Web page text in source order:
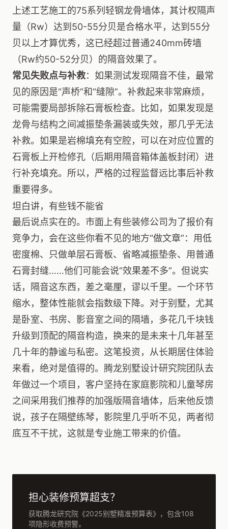
上述工艺施工的75系列轻钢龙骨墙体，其计权隔声
量（Rw）达到50-55分贝是合格水平，达到55分
贝以上才算优秀，这已经超过普通240mm砖墙
（Rw约50-52分贝）的隔音效果了。
常见失败点与补救：如果测试发现隔音不佳，最常
见的原因是“声桥”和“缝隙”。补救起来非常麻烦，
可能需要局部拆除石膏板检查。比如，如果发现是
龙骨与结构之间减振垫条漏装或失效，那几乎无法
补救。如果是岩棉填充有空腔，可以在对应位置的
石膏板上开检修孔（后期用隔音箱体盖板封闭）进
行补充填充。所以，严格的过程监督远比事后补救
重要得多。
坦白讲，有些钱不能省
最后说点实在的。市面上有些装修公司为了报价有
竞争力，会在这些你看不见的地方“做文章”：用低
密度棉、只做单层石膏板、省略减振垫条、用普通
石膏封缝……他们可能会说“效果差不多”。但说实
话，隔音这东西，差之毫厘，谬以千里。一个环节
缩水，整体性能就会指数级下降。对于别墅，尤其
是卧室、书房、影音室之间的隔墙，多花几千块钱
升级到顶配的隔音构造，换来的是未来十几年甚至
几十年的静谧与私密。这笔投资，从长期居住体验
来看，绝对是值得的。腾龙别墅设计研究院团队去
年做过一个项目，客户坚持在家庭影院和儿童琴房
之间采用我们推荐的加强版隔音墙体，后来他反馈
说，孩子在隔壁练琴，影院里几乎听不见，两者彻
底互不干扰，这就是专业施工带来的价值。
担心装修预算超支？
获取腾龙研究院《2025别墅精准预算表》，包含108
项隐形收费预警。